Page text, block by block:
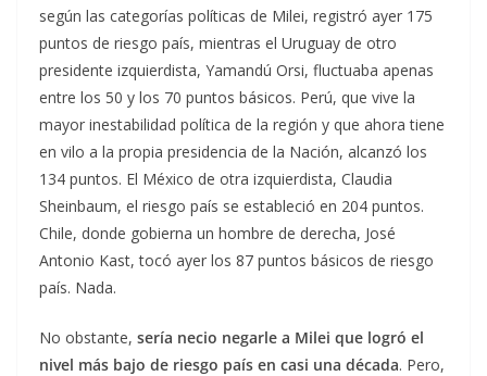
según las categorías políticas de Milei, registró ayer 175
puntos de riesgo país, mientras el Uruguay de otro
presidente izquierdista, Yamandú Orsi, fluctuaba apenas
entre los 50 y los 70 puntos básicos. Perú, que vive la
mayor inestabilidad política de la región y que ahora tiene
en vilo a la propia presidencia de la Nación, alcanzó los
134 puntos. El México de otra izquierdista, Claudia
Sheinbaum, el riesgo país se estableció en 204 puntos.
Chile, donde gobierna un hombre de derecha, José
Antonio Kast, tocó ayer los 87 puntos básicos de riesgo
país. Nada.
No obstante, sería necio negarle a Milei que logró el
nivel más bajo de riesgo país en casi una década. Pero,